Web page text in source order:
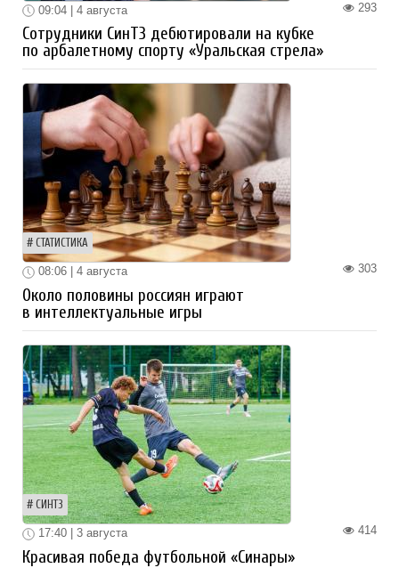
293
09:04 | 4 августа
Сотрудники СинТЗ дебютировали на кубке
по арбалетному спорту «Уральская стрела»
СТАТИСТИКА
303
08:06 | 4 августа
Около половины россиян играют
в интеллектуальные игры
СИНТЗ
414
17:40 | 3 августа
Красивая победа футбольной «Синары»